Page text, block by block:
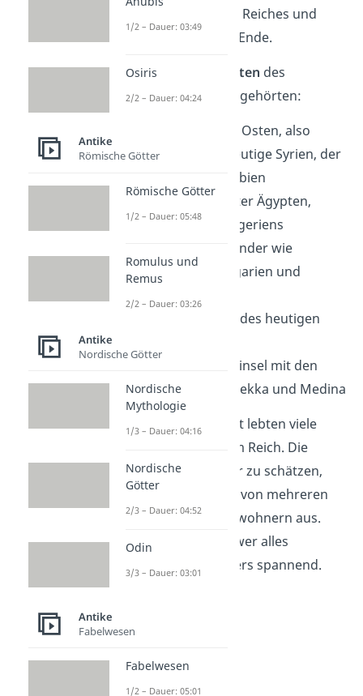
neuen Hauptstadt des Reiches und
blieb es bis zu dessen Ende.
Zu dengrößten Gebieten des
Osmanischen Reiches gehörten:
der gesamte Nahe Osten, also
Gebiete wie das heutige Syrien, der
Irak und Saudi-Arabien
Nordafrika, darunter Ägypten,
Libyen und Teile Algeriens
der Balkan, also Länder wie
Griechenland, Bulgarien und
Teile Ungarns und des heutigen
die Arabische Halbinsel mit den
heiligen Städten Mekka und Medina
Auf seinem Höhepunkt lebten viele
Millionen Menschen im Reich. Die
genaue Zahl ist schwer zu schätzen,
aber Historiker gehen von mehreren
Dutzend Millionen Einwohnern aus.
Das macht die Frage, wer alles
dazugehörte, besonders spannend.
1/2 – Dauer: 03:49
Osiris
2/2 – Dauer: 04:24
Antike
Römische Götter
Römische Götter
1/2 – Dauer: 05:48
Romulus und
Remus
2/2 – Dauer: 03:26
Antike
Nordische Götter
Nordische
Mythologie
1/3 – Dauer: 04:16
Nordische
Götter
2/3 – Dauer: 04:52
Odin
3/3 – Dauer: 03:01
Antike
Fabelwesen
Fabelwesen
1/2 – Dauer: 05:01